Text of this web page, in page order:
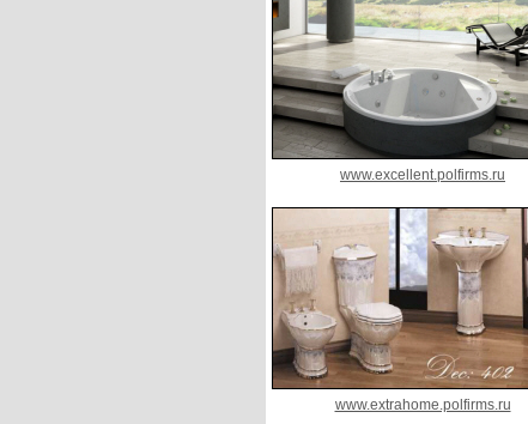
www.excellent.polfirms.ru
www.extrahome.polfirms.ru